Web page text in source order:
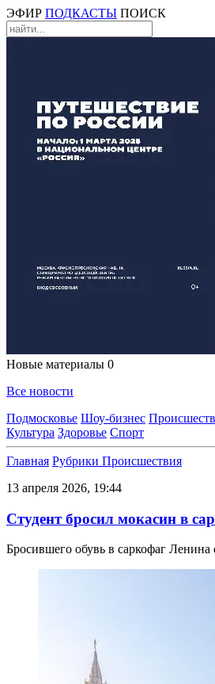
ЭФИР ПОДКАСТЫ ПОИСК
Новые материалы 0
Все новости
Подмосковье Шоу-бизнес
Культура Здоровье Спорт
Главная Рубрики Происшествия
13 апреля 2026, 19:44
Студент бросил мокасин в
Бросившего обувь в саркофаг Ленина